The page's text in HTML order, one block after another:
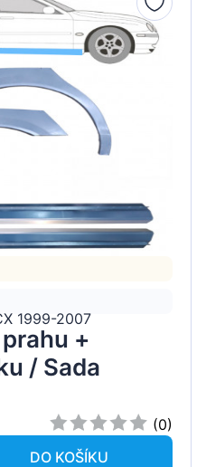
1999-2007
+
/ Sada
(0)
DO KOŠÍKU